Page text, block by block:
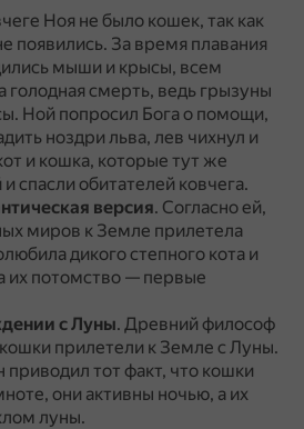
Ноя не было кошек, так как
появились. За время плавания
мыши и крысы, всем
голодная смерть, ведь грызуны
Ной попросил Бога о помощи,
ноздри льва, лев чихнул и
и кошка, которые тут же
спасли обитателей ковчега.
версия. Согласно ей,
миров к Земле прилетела
дикого степного кота и
их потомство — первые
с Луны. Древний философ
прилетели к Земле с Луны.
приводил тот факт, что кошки
они активны ночью, а их
луны.